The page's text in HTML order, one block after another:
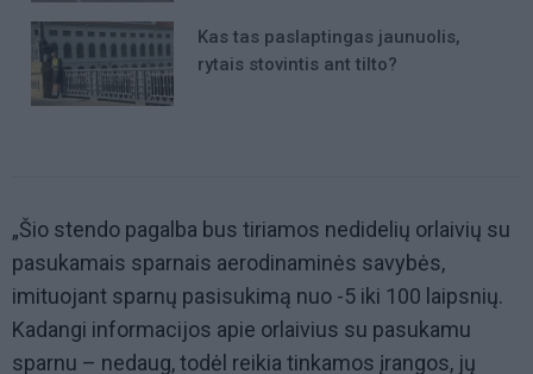
Kas tas paslaptingas jaunuolis,
rytais stovintis ant tilto?
„Šio stendo pagalba bus tiriamos nedidelių orlaivių su
pasukamais sparnais aerodinaminės savybės,
imituojant sparnų pasisukimą nuo -5 iki 100 laipsnių.
Kadangi informacijos apie orlaivius su pasukamu
sparnu – nedaug, todėl reikia tinkamos įrangos, jų